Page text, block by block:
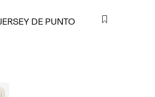
Support
DE PUNTO